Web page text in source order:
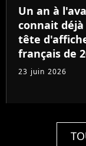
Un an à
connait
tête
français de
23 juin 2026